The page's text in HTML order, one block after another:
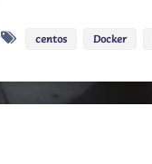
centos Docker